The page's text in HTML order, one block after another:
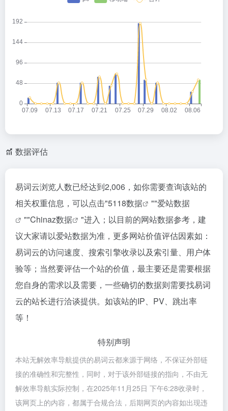
数据评估
易词云浏览人数已经达到2,006，如你需要查询该站的
相关权重信息，可以点击"5118数据 ""爱站数据
""Chinaz数据
"进入；以目前的网站数据参考，建
议大家请以爱站数据为准，更多网站价值评估因素如：
易词云的访问速度、搜索引擎收录以及索引量、用户体
验等；当然要评估一个站的价值，最主要还是需要根据
您自身的需求以及需要，一些确切的数据则需要找易词
云的站长进行洽谈提供。如该站的IP、PV、跳出率
等！
特别声明
本站无解效率导航提供的易词云都来源于网络，不保证外部链
接的准确性和完整性，同时，对于该外部链接的指向，不由无
解效率导航实际控制，在2025年11月25日 下午6:28收录时，
该网页上的内容，都属于合规合法，后期网页的内容如出现违